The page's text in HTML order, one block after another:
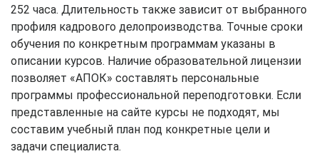
252 часа. Длительность также зависит от выбранного
профиля кадрового делопроизводства. Точные сроки
обучения по конкретным программам указаны в
описании курсов. Наличие образовательной лицензии
позволяет «АПОК» составлять персональные
программы профессиональной переподготовки. Если
представленные на сайте курсы не подходят, мы
составим учебный план под конкретные цели и
задачи специалиста.